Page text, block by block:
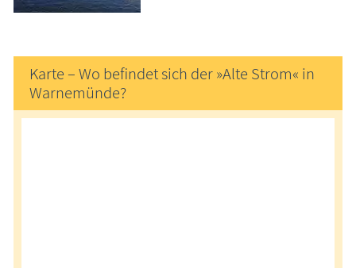
Karte – Wo befindet sich der »Alte Strom« in
Warnemünde?